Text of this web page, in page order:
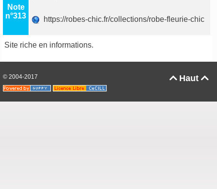
Note
n°313
https://robes-chic.fr/collections/robe-fleurie-chic
Site riche en informations.
Haut 
© 2004-2017